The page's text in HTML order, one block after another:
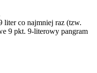
liter co najmniej raz (tzw.
9 pkt. 9-literowy pangram